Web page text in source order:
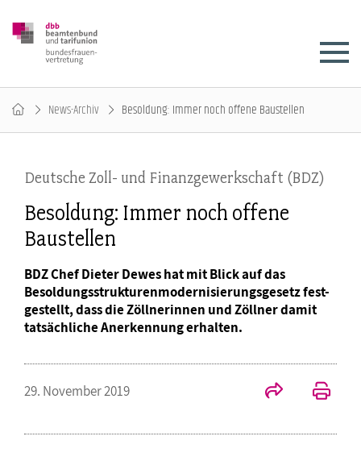
News-Archiv Besoldung: Immer noch offene Baustellen
Deutsche Zoll- und Finanzgewerkschaft (BDZ)
Besoldung: Immer noch offene
Baustellen
BDZ Chef Dieter Dewes hat mit Blick auf das
Besoldungsstrukturenmodernisierungsgesetz fest-
gestellt, dass die Zöllnerinnen und Zöllner damit
tatsächliche Anerkennung erhalten.
29. November 2019